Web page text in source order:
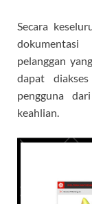
Secara
pelanggan
dapat
pengguna
keahlian.